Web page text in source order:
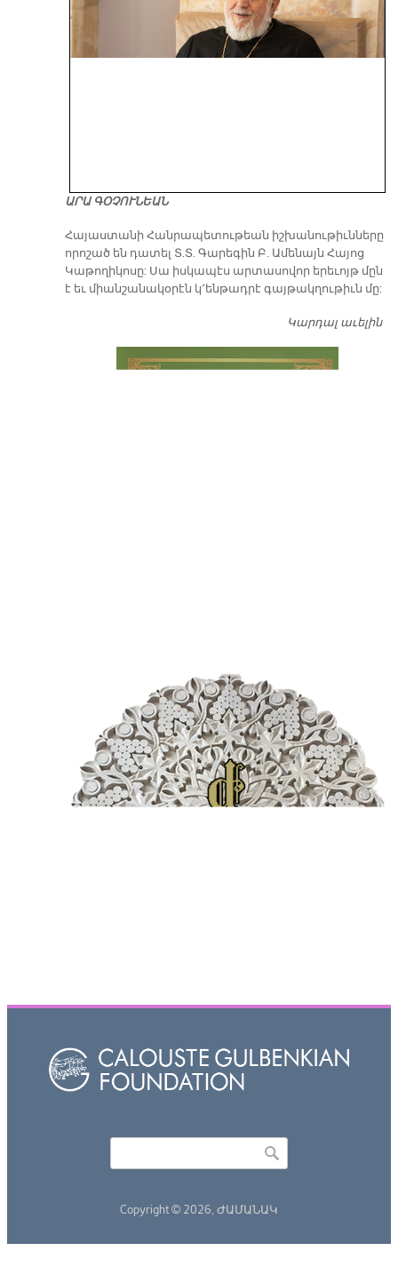
ԱՐԱ ԳՕՉՈՒՆԵԱՆ
​Հայաստանի Հանրապետութեան իշխանութիւնները
որոշած են դատել Տ.Տ. Գարեգին Բ. Ամենայն Հայոց
Կաթողիկոսը: Սա իսկապէս արտասովոր երեւոյթ մըն
է եւ միանշանակօրէն կ՚ենթադրէ գայթակղութիւն մը:
Կարդալ աւելին
Copyright © 2026, ԺԱՄԱՆԱԿ